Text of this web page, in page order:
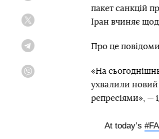
пакет санкцій
Іран вчиняє
Про це
«На
ухвалили новий
репресіями», —
At today’s